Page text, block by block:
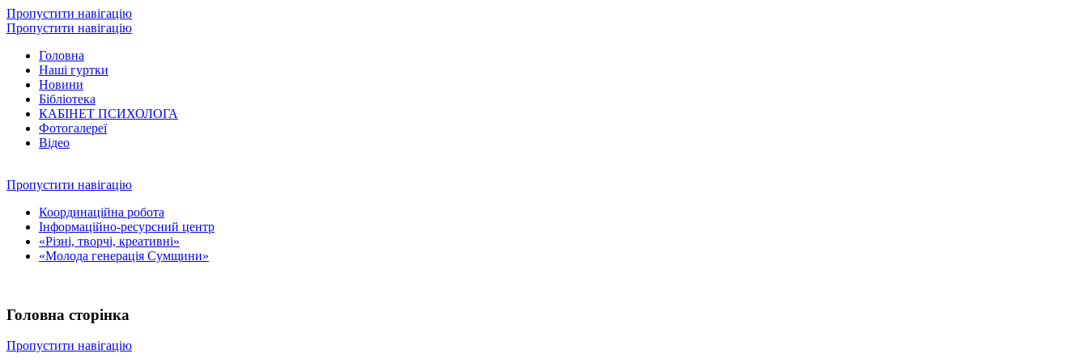
Пропустити навігацію
Пропустити навігацію
Головна
Наші гуртки
Новини
Бібліотека
КАБІНЕТ ПСИХОЛОГА
Фотогалереї
Відео
Пропустити навігацію
Координаційна робота
Інформаційно-ресурсний центр
«Різні, творчі, креативні»
«Молода генерація Сумщини»
Головна сторінка
Пропустити навігацію